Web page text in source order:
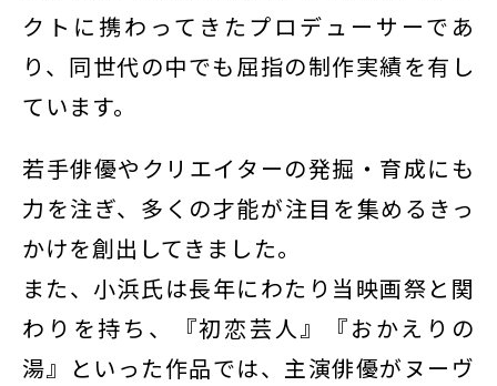
クトに携わってきたプロデューサーであ
り、同世代の中でも屈指の制作実績を有し
ています。
若手俳優やクリエイターの発掘・育成にも
力を注ぎ、多くの才能が注目を集めるきっ
かけを創出してきました。
また、小浜氏は長年にわたり当映画祭と関
わりを持ち、『初恋芸人』『おかえりの
湯』といった作品では、主演俳優がヌーヴ